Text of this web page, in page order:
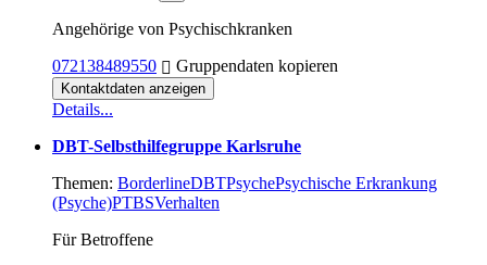
Angehörige von Psychischkranken
072138489550
Gruppendaten kopieren
Kontaktdaten anzeigen
Details...
DBT-Selbsthilfegruppe Karlsruhe
Themen: BorderlineDBTPsychePsychische Erkrankung
(Psyche)PTBSVerhalten
Für Betroffene